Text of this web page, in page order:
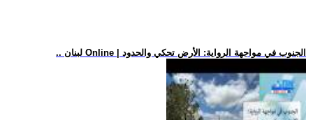
.. لبنان Online | الجنوب في مواجهة الرواية: الأرض تحكي والحدود